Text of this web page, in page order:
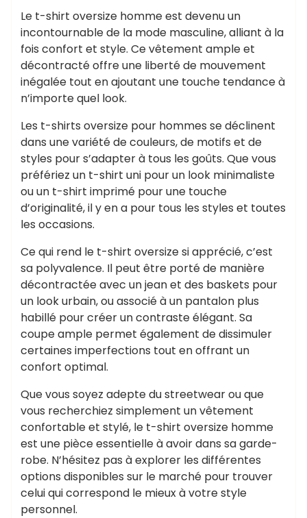
Le t-shirt oversize homme est devenu un
incontournable de la mode masculine, alliant à la
fois confort et style. Ce vêtement ample et
décontracté offre une liberté de mouvement
inégalée tout en ajoutant une touche tendance à
n’importe quel look.
Les t-shirts oversize pour hommes se déclinent
dans une variété de couleurs, de motifs et de
styles pour s’adapter à tous les goûts. Que vous
préfériez un t-shirt uni pour un look minimaliste
ou un t-shirt imprimé pour une touche
d’originalité, il y en a pour tous les styles et toutes
les occasions.
Ce qui rend le t-shirt oversize si apprécié, c’est
sa polyvalence. Il peut être porté de manière
décontractée avec un jean et des baskets pour
un look urbain, ou associé à un pantalon plus
habillé pour créer un contraste élégant. Sa
coupe ample permet également de dissimuler
certaines imperfections tout en offrant un
confort optimal.
Que vous soyez adepte du streetwear ou que
vous recherchiez simplement un vêtement
confortable et stylé, le t-shirt oversize homme
est une pièce essentielle à avoir dans sa garde-
robe. N’hésitez pas à explorer les différentes
options disponibles sur le marché pour trouver
celui qui correspond le mieux à votre style
personnel.